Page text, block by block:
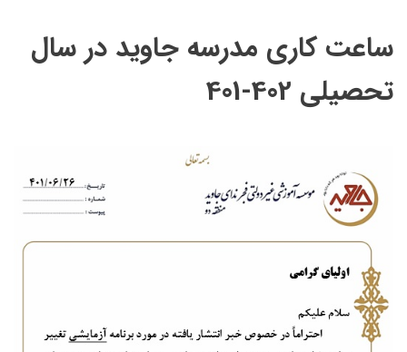
ساعت کاری مدرسه جاوید در سال
تحصیلی 402-401